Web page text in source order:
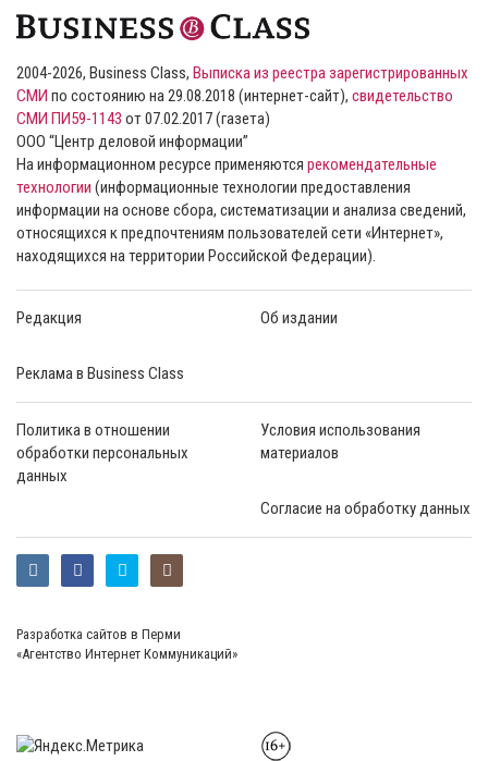
2004-2026, Business Class, Выписка из реестра зарегистрированных
СМИ по состоянию на 29.08.2018 (интернет-сайт), свидетельство
СМИ ПИ59-1143 от 07.02.2017 (газета)
ООО “Центр деловой информации”
На информационном ресурсе применяются рекомендательные
технологии (информационные технологии предоставления
информации на основе сбора, систематизации и анализа сведений,
относящихся к предпочтениям пользователей сети «Интернет»,
находящихся на территории Российской Федерации).
Редакция Об издании
Реклама в Business Class
Политика в отношении
обработки персональных
данных
Условия использования
материалов
Согласие на обработку данных
Разработка сайтов в Перми
«Агентство Интернет Коммуникаций»